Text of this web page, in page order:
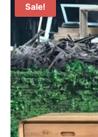
Sale!